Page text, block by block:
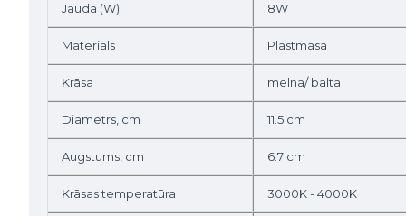
Jauda (W) 8W
Materiāls Plastmasa
Krāsa melna/ balta
Diametrs, cm 11.5 cm
Augstums, cm 6.7 cm
Krāsas temperatūra 3000K - 4000K